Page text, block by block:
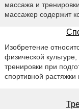
массажа и
массажер содержит
Изобретение
физической
тренировки при
спортивной растяжки